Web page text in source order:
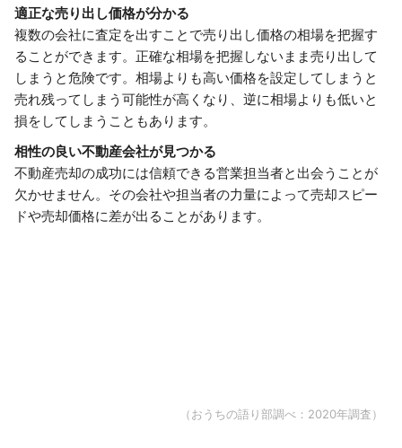
適正な売り出し価格が分かる
複数の会社に査定を出すことで売り出し価格の相場を把握す
ることができます。正確な相場を把握しないまま売り出して
しまうと危険です。相場よりも高い価格を設定してしまうと
売れ残ってしまう可能性が高くなり、逆に相場よりも低いと
損をしてしまうこともあります。
相性の良い不動産会社が見つかる
不動産売却の成功には信頼できる営業担当者と出会うことが
欠かせません。その会社や担当者の力量によって売却スピー
ドや売却価格に差が出ることがあります。
（おうちの語り部調べ：2020年調査）